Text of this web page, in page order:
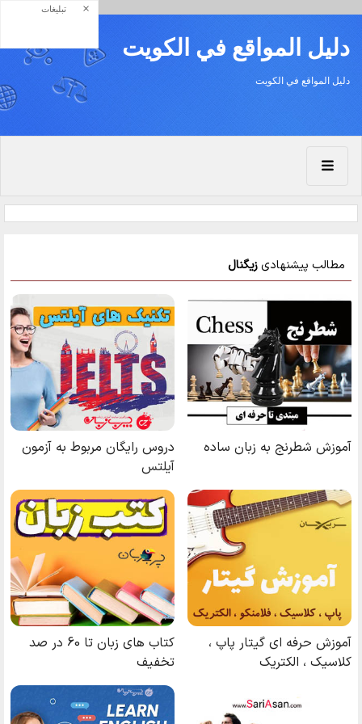
دليل المواقع في الكويت
دليل المواقع في الكويت
تبلیغات ×